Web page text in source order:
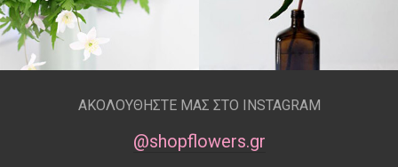
ΑΚΟΛΟΥΘΗΣΤΕ ΜΑΣ ΣΤΟ INSTAGRAM
@shopflowers.gr